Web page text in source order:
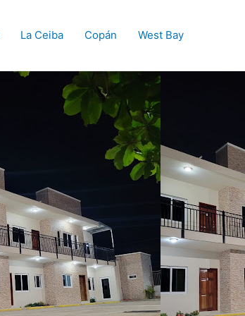
La Ceiba Copán West Bay